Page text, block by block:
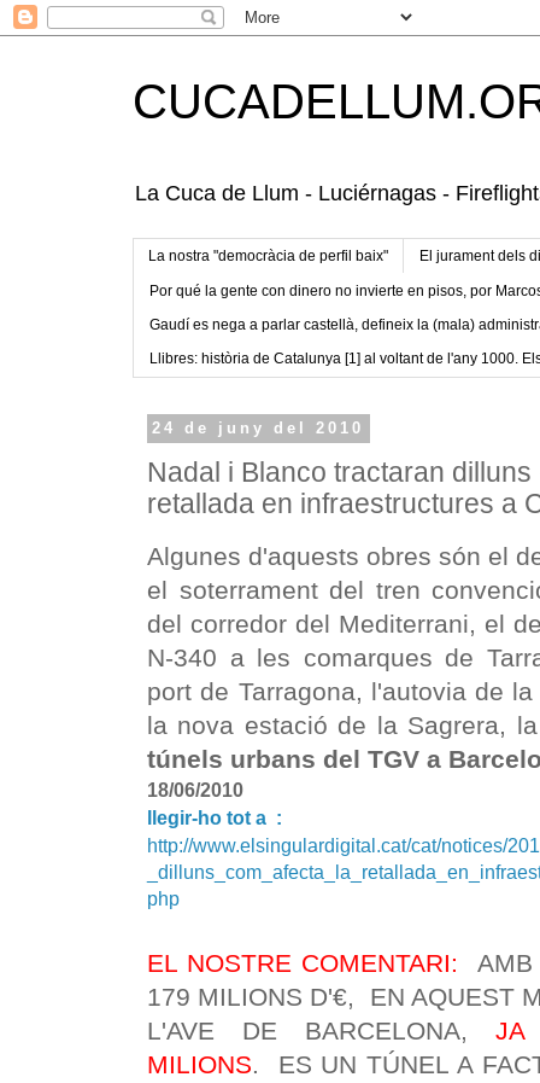
La Cuca de Llum - Luciérnagas -
La nostra "democràcia de perfil baix" El jurament dels
Por qué la gente con dinero no invierte en pisos, por
Gaudí es nega a parlar castellà, defineix la (mala)
Llibres: història de Catalunya [1] al voltant de l'any 1000.
24 de juny del 2010
Nadal i Blanco tractaran
retallada en infraestructures a
Algunes d'aquests obres són el
el soterrament del tren
del corredor del Mediterrani, el
N-340 a les comarques de
port de Tarragona, l'autovia de
la nova estació de la Sagrera,
túnels urbans del TGV a
18/06/2010
llegir-ho tot a :
http://www.elsingulardigital.cat/cat/notices/
php
EL NOSTRE COMENTARI:
AMB
179 MILIONS D'€, EN AQUEST
L'AVE DE BARCELONA,JA
MILIONS. ES UN TÚNEL A